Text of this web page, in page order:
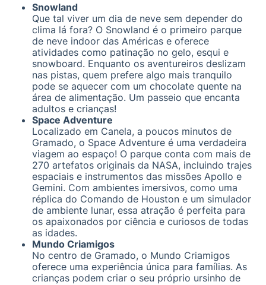
Snowland
Que tal viver um dia de neve sem depender do
clima lá fora? O Snowland é o primeiro parque
de neve indoor das Américas e oferece
atividades como patinação no gelo, esqui e
snowboard. Enquanto os aventureiros deslizam
nas pistas, quem prefere algo mais tranquilo
pode se aquecer com um chocolate quente na
área de alimentação. Um passeio que encanta
adultos e crianças!
Space Adventure
Localizado em Canela, a poucos minutos de
Gramado, o Space Adventure é uma verdadeira
viagem ao espaço! O parque conta com mais de
270 artefatos originais da NASA, incluindo trajes
espaciais e instrumentos das missões Apollo e
Gemini. Com ambientes imersivos, como uma
réplica do Comando de Houston e um simulador
de ambiente lunar, essa atração é perfeita para
os apaixonados por ciência e curiosos de todas
as idades.
Mundo Criamigos
No centro de Gramado, o Mundo Criamigos
oferece uma experiência única para famílias. As
crianças podem criar o seu próprio ursinho de